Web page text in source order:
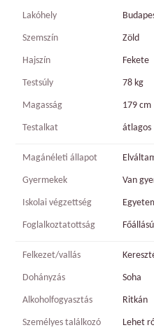
Lakóhely
Szemszín Zöld
Hajszín Fekete
Testsúly 78 kg
Magasság 179 cm
Testalkat átlagos
Magánéleti állapot
Gyermekek Van
Iskolai végzettség
Foglalkoztatottság
Felkezet/vallás
Dohányzás Soha
Alkoholfogyasztás Ritkán
Személyes találkozó Lehet